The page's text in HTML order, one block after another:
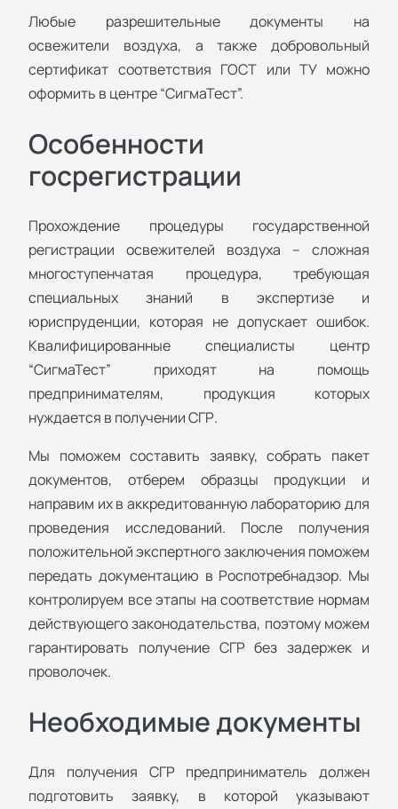
Любые разрешительные документы на
освежители воздуха, а также добровольный
сертификат соответствия ГОСТ или ТУ можно
оформить в центре “СигмаТест”.
Особенности
госрегистрации
Прохождение процедуры государственной
регистрации освежителей воздуха – сложная
многоступенчатая процедура, требующая
специальных знаний в экспертизе и
юриспруденции, которая не допускает ошибок.
Квалифицированные специалисты центр
“СигмаТест” приходят на помощь
предпринимателям, продукция которых
нуждается в получении СГР.
Мы поможем составить заявку, собрать пакет
документов, отберем образцы продукции и
направим их в аккредитованную лабораторию для
проведения исследований. После получения
положительной экспертного заключения поможем
передать документацию в Роспотребнадзор. Мы
контролируем все этапы на соответствие нормам
действующего законодательства, поэтому можем
гарантировать получение СГР без задержек и
проволочек.
Необходимые документы
Для получения СГР предприниматель должен
подготовить заявку, в которой указывают